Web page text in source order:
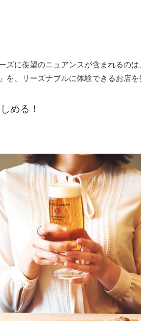
ズに羨望のニュアンスが含まれるのは
を、リーズナブルに体験できるお店を
める！